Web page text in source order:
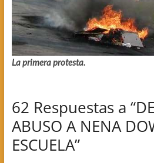
La primera protesta.
62 Respuestas a
ABUSO A NENA
ESCUELA”